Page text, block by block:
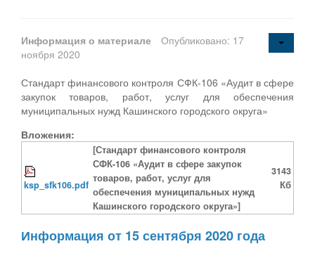
Информация о материале
Опубликовано: 17
ноября 2020
Стандарт финансового контроля СФК-106 «Аудит в сфере
закупок товаров, работ, услуг для обеспечения
муниципальных нужд Кашинского городского округа»
Вложения:
ksp_sfk106.pdf
[Стандарт финансового контроля
СФК-106 «Аудит в сфере закупок
товаров, работ, услуг для
обеспечения муниципальных нужд
Кашинского городского округа»]
3143
Кб
Информация от 15 сентября 2020 года